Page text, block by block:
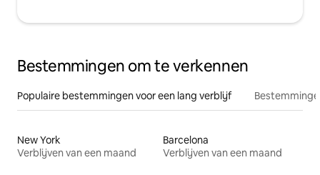
Bestemmingen om te verkennen
Populaire bestemmingen voor een lang verblijf
New York
Verblijven van een maand
Barcelona
Verblijven van een maand